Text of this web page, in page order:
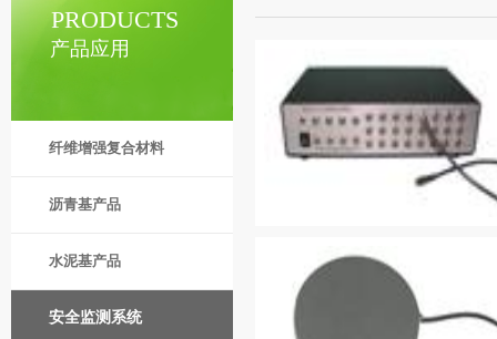
产品应用
PRODUCTS
纤维增强复合材料
沥青基产品
水泥基产品
安全监测系统